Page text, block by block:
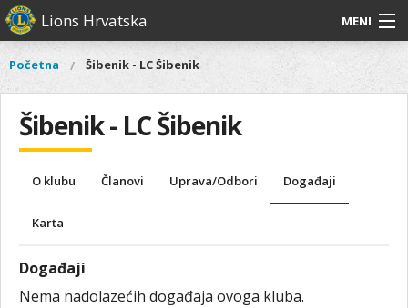
Skoči
na
sadržaj
Lions Hrvatska MENI
O nama
Naši projekti
Aktivnosti
Glavni
O
nama
Distrikt
126
Aktivnosti
Vi
ste
ovdje
Početna Šibenik - LC Šibenik
Šibenik - LC Šibenik
O klubu Članovi Uprava/Odbori Događaji
Karta
Događaji
Nema nadolazećih događaja ovoga kluba.